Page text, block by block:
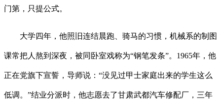
门第，只提公式。
大学四年，他照旧连结晨跑、骑马的习惯，机械系的制图
课常把人熬到深夜，被同卧室戏称为“钢笔发条”。1965年，他
正在党旗下宣誓，导师说：“没见过甲士家庭出来的学生这么
低调。”结业分派时，他志愿去了甘肃武都汽车修配厂，三年